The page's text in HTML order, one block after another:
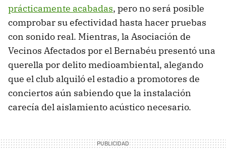
prácticamente acabadas, pero no será posible
comprobar su efectividad hasta hacer pruebas
con sonido real. Mientras, la Asociación de
Vecinos Afectados por el Bernabéu presentó una
querella por delito medioambiental, alegando
que el club alquiló el estadio a promotores de
conciertos aún sabiendo que la instalación
carecía del aislamiento acústico necesario.